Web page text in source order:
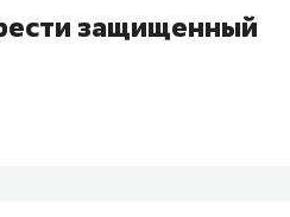
защищенный